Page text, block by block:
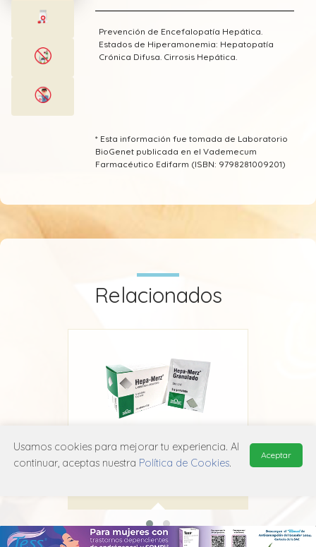
Prevención de Encefalopatía Hepática.
Estados de Hiperamonemia: Hepatopatía
Crónica Difusa. Cirrosis Hepática.
* Esta información fue tomada de Laboratorio
BioGenet publicada en el Vademecum
Farmacéutico Edifarm (ISBN: 9798281009201)
Relacionados
Hepa-Merz
Usamos cookies para mejorar tu experiencia. Al
continuar, aceptas nuestra Política de Cookies.
Aceptar